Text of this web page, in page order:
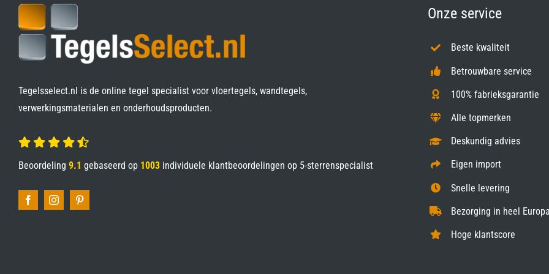
Tegelsselect.nl is de online tegel specialist voor vloertegels, wandtegels,
verwerkingsmaterialen en onderhoudsproducten.
Beoordeling 9.1 gebaseerd op 1003individuele klantbeoordelingen op 5-sterrenspecialist
Onze service
Beste kwaliteit
Betrouwbare service
100% fabrieksgarantie
Alle topmerken
Deskundig advies
Eigen import
Snelle levering
Bezorging in heel
Hoge klantscore